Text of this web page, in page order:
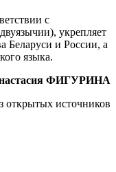
с
укрепляет
Беларуси и России, а
языка.
ФИГУРИНА
открытых источников